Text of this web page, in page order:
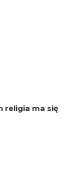
religia ma się